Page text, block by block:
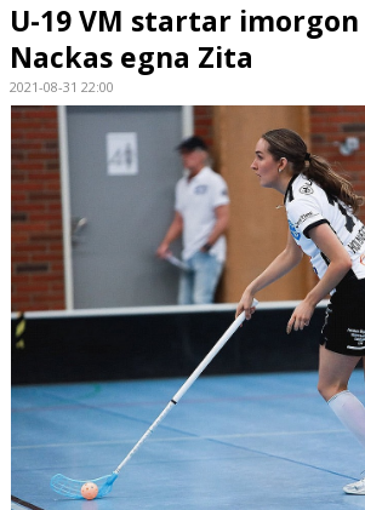
OM KLUBBEN
SPORTHALLAR
MATCHER
CAFETERIAN
DOKUMENT
NACKA X
INNEBANDY PLAY
NACKAPOKALEN
U-19 VM startar
Nackas egna Zita
2021-08-31 22:00